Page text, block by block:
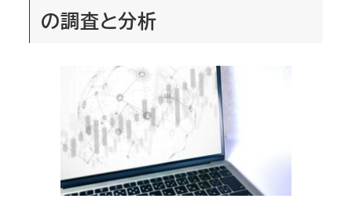
の調査と分析